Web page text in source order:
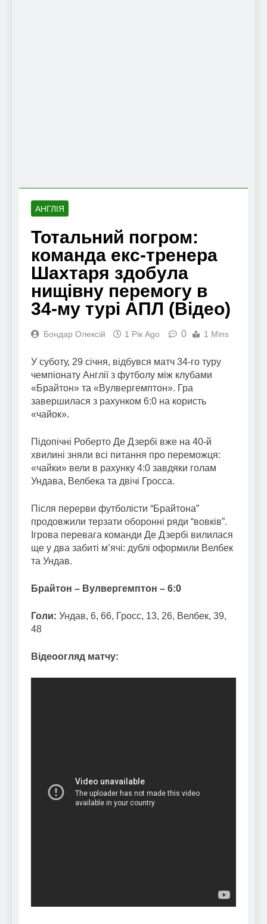
АНГЛІЯ
Тотальний погром:
команда екс-тренера
Шахтаря здобула
нищівну перемогу в
34-му турі АПЛ (Відео)
Бондар Олексій 1 Рік Ago 0 1 Mins
У суботу, 29 січня, відбувся матч 34-го туру
чемпіонату Англії з футболу між клубами
«Брайтон» та «Вулвергемптон». Гра
завершилася з рахунком 6:0 на користь
«чайок».
Підопічні Роберто Де Дзербі вже на 40-й
хвилині зняли всі питання про переможця:
«чайки» вели в рахунку 4:0 завдяки голам
Ундава, Велбека та двічі Гросса.
Після перерви футболісти “Брайтона”
продовжили терзати оборонні ряди “вовків”.
Ігрова перевага команди Де Дзербі вилилася
ще у два забиті м’ячі: дублі оформили Велбек
та Ундав.
Брайтон – Вулвергемптон – 6:0
Голи: Ундав, 6, 66, Гросс, 13, 26, Велбек, 39,
48
Відеоогляд матчу: